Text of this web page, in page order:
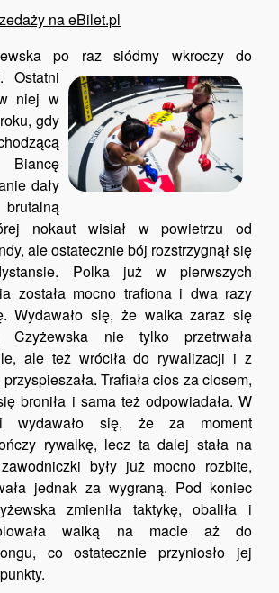
na eBilet.pl
po raz siódmy wkroczy do
Ostatni
niej w
gdy
dały
nokaut wisiał w powietrzu od
ale ostatecznie bój rozstrzygnął się
Polka już w pierwszych
została mocno trafiona i dwa razy
Wydawało się, że walka zaraz się
Czyżewska nie tylko przetrwała
ale też wróciła do rywalizacji i z
Trafiała cios za ciosem,
broniła i sama też odpowiadała. W
wydawało się, że za moment
rywalkę, lecz ta dalej stała na
były już mocno rozbite,
jednak za wygraną. Pod koniec
zmieniła taktykę, obaliła i
walką na macie aż do
co ostatecznie przyniosło jej